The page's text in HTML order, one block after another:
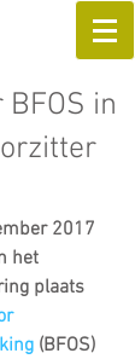
in
2017
het
plaats
(BFOS)